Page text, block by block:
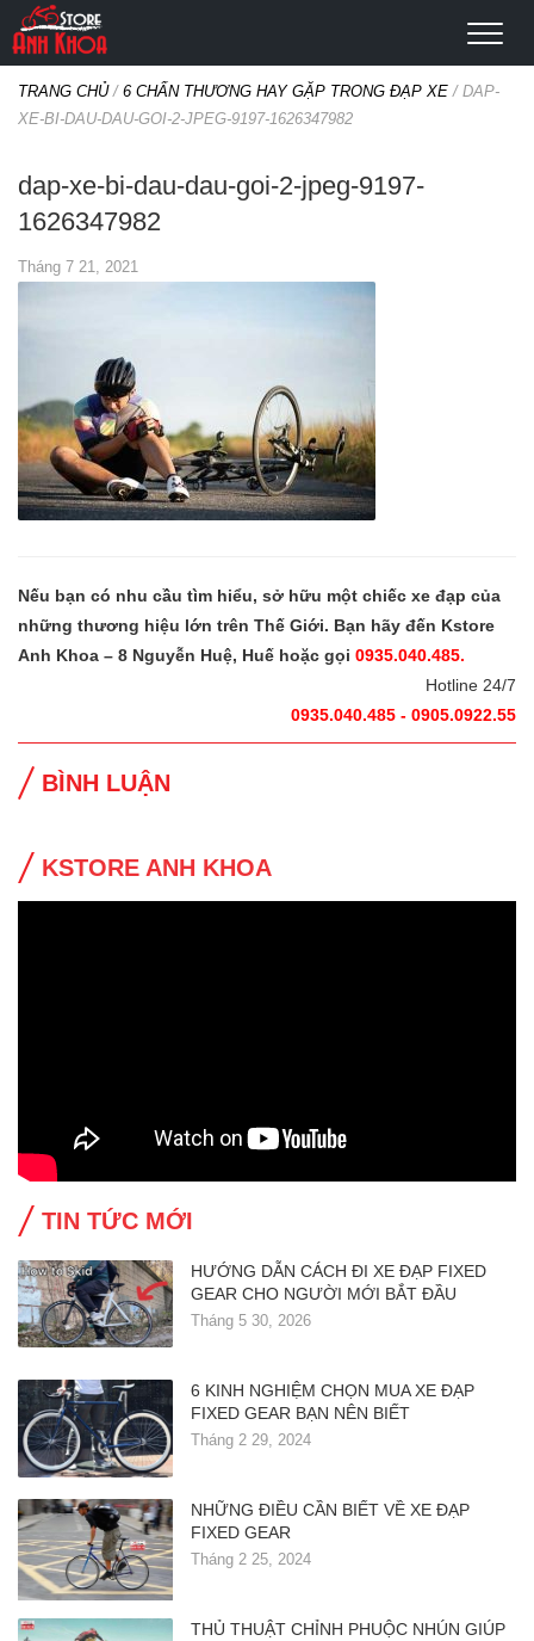
TRANG CHỦ/ 6 CHẤN THƯƠNG HAY GẶP TRONG ĐẠP XE / DAP-
XE-BI-DAU-DAU-GOI-2-JPEG-9197-1626347982
dap-xe-bi-dau-dau-goi-2-jpeg-9197-
1626347982
Tháng 7 21, 2021
Nếu bạn có nhu cầu tìm hiểu, sở hữu một chiếc xe đạp của
những thương hiệu lớn trên Thế Giới. Bạn hãy đến Kstore
Anh Khoa – 8 Nguyễn Huệ, Huế hoặc gọi 0935.040.485.
Hotline 24/7
0935.040.485 - 0905.0922.55
BÌNH LUẬN
KSTORE ANH KHOA
TIN TỨC MỚI
HƯỚNG DẪN CÁCH ĐI XE ĐẠP FIXED
GEAR CHO NGƯỜI MỚI BẮT ĐẦU
Tháng 5 30, 2026
6 KINH NGHIỆM CHỌN MUA XE ĐẠP
FIXED GEAR BẠN NÊN BIẾT
Tháng 2 29, 2024
NHỮNG ĐIỀU CẦN BIẾT VỀ XE ĐẠP
FIXED GEAR
Tháng 2 25, 2024
THỦ THUẬT CHỈNH PHUỘC NHÚN GIÚP